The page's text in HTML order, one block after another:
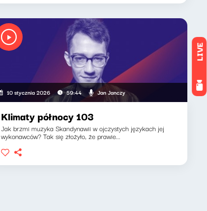
LIVE
10 stycznia 2026 59:44 Jan Janczy
Klimaty północy 103
Jak brzmi muzyka Skandynawii w ojczystych językach jej
wykonawców? Tak się złożyło, że prawie...